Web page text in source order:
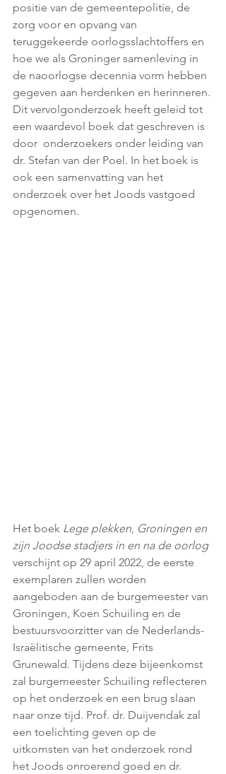
positie van de gemeentepolitie, de
zorg voor en opvang van
teruggekeerde oorlogsslachtoffers en
hoe we als Groninger samenleving in
de naoorlogse decennia vorm hebben
gegeven aan herdenken en herinneren.
Dit vervolgonderzoek heeft geleid tot
een waardevol boek dat geschreven is
door  onderzoekers onder leiding van
dr. Stefan van der Poel. In het boek is
ook een samenvatting van het
onderzoek over het Joods vastgoed
opgenomen.
Het boek Lege plekken, Groningen en
zijn Joodse stadjers in en na de oorlog
verschijnt op 29 april 2022, de eerste
exemplaren zullen worden
aangeboden aan de burgemeester van
Groningen, Koen Schuiling en de
bestuursvoorzitter van de Nederlands-
Israëlitische gemeente, Frits
Grunewald. Tijdens deze bijeenkomst
zal burgemeester Schuiling reflecteren
op het onderzoek en een brug slaan
naar onze tijd. Prof. dr. Duijvendak zal
een toelichting geven op de
uitkomsten van het onderzoek rond
het Joods onroerend goed en dr.